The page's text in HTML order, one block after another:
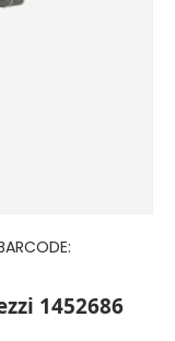
1452686